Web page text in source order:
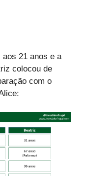
21 anos e a
colocou de
com o